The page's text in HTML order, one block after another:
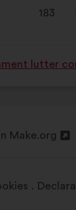
183
lutter
Make.org